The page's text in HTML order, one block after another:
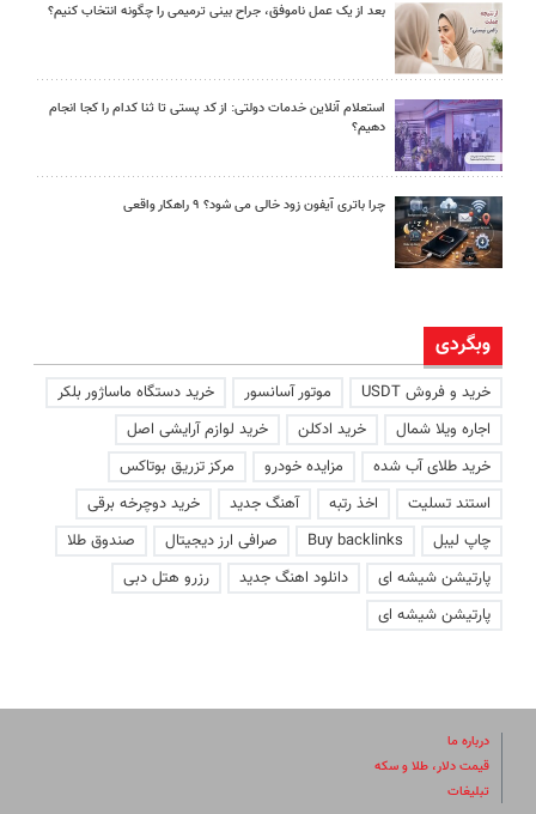
بعد از یک عمل ناموفق، جراح بینی ترمیمی را چگونه انتخاب کنیم؟
استعلام آنلاین خدمات دولتی: از کد پستی تا ثنا کدام را کجا انجام
دهیم؟
چرا باتری آیفون زود خالی می شود؟ ۹ راهکار واقعی
وبگردی
خرید و فروش USDT موتور آسانسور
خرید دستگاه ماساژور بلکر
اجاره ویلا شمال
خرید ادکلن
خرید لوازم آرایشی اصل
خرید طلای آب شده
مزایده خودرو
مرکز تزریق بوتاکس
استند تسلیت
اخذ رتبه آهنگ جدید
خرید دوچرخه برقی
چاپ لیبل
Buy backlinks صرافی ارز دیجیتال
صندوق طلا
پارتیشن شیشه ای
دانلود اهنگ جدید
رزرو هتل دبی
پارتیشن شیشه ای
درباره ما
قیمت دلار، طلا و سکه
تبلیغات